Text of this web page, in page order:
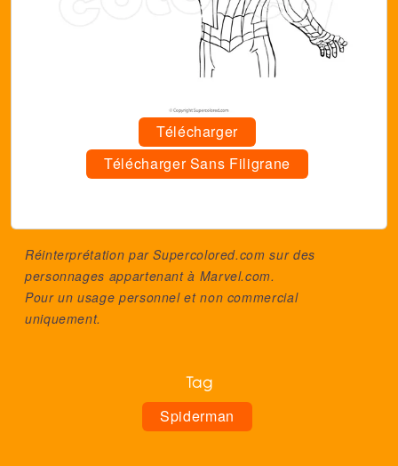
Télécharger
Télécharger Sans Filigrane
Réinterprétation par Supercolored.com sur des
personnages appartenant à Marvel.com.
Pour un usage personnel et non commercial
uniquement.
Tag
Spiderman